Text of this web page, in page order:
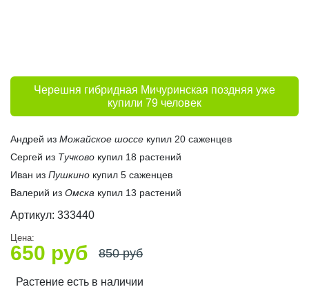
Черешня гибридная Мичуринская поздняя уже
купили 79 человек
Андрей из Можайское шоссе купил 20 саженцев
Сергей из Тучково купил 18 растений
Иван из Пушкино купил 5 саженцев
Валерий из Омска купил 13 растений
Артикул: 333440
Цена:
650 руб 850руб
Растение есть в наличии